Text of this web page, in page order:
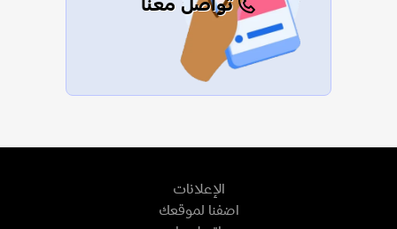
تواصل معنا
الإعلانات
اضفنا لموقعك